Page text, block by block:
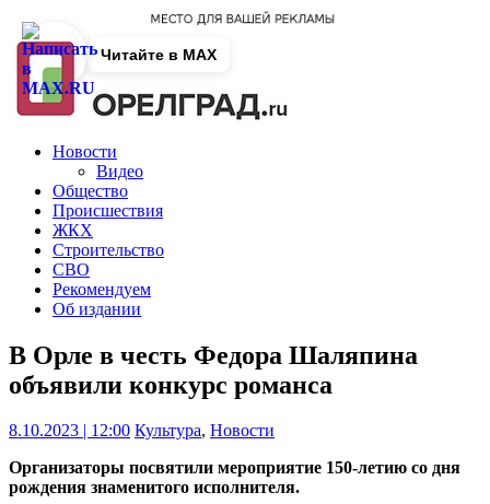
Новости
Видео
Общество
Происшествия
ЖКХ
Строительство
СВО
Рекомендуем
Об издании
В Орле в честь Федора Шаляпина
объявили конкурс романса
8.10.2023 | 12:00 Культура, Новости
Организаторы посвятили мероприятие 150-летию со дня
рождения знаменитого исполнителя.
Читайте в MAX